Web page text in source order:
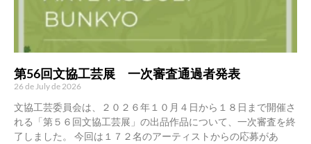
第56回文協工芸展 一次審査通過者発表
26 de July de 2026
文協工芸委員会は、２０２６年１０月４日から１８日まで開催さ
れる「第５６回文協工芸展」の出品作品について、一次審査を終
了しました。 今回は１７２名のアーティストからの応募があ